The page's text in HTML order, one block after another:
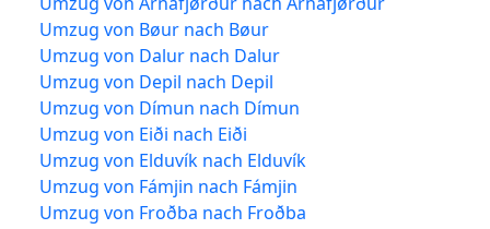
Umzug von Bøur nach Bøur
Umzug von Dalur nach Dalur
Umzug von Depil nach Depil
Umzug von Dímun nach Dímun
Umzug von Eiði nach Eiði
Umzug von Elduvík nach Elduvík
Umzug von Fámjin nach Fámjin
Umzug von Froðba nach Froðba